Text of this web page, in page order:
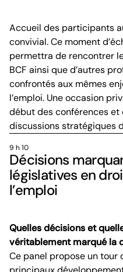
Accueil des participants
convivial. Ce moment
permettra de rencontrer
BCF ainsi que d’autres
confrontés aux mêmes
l’emploi. Une occasion
début des conférences
discussions stratégiques
Décisions
législatives en
l’emploi
9 h 10
Quelles décisions et
véritablement marqué la
Ce panel propose un tour